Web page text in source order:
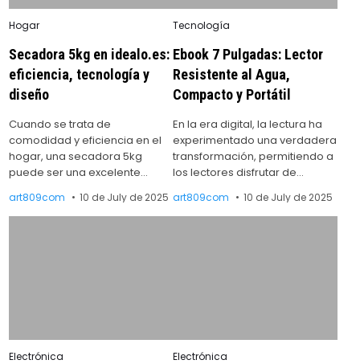
Posted
Hogar
Secadora 5kg en idealo.es:
eficiencia, tecnología y
diseño
Cuando se trata de
comodidad y eficiencia en el
hogar, una secadora 5kg
puede ser una excelente…
art809com 10 de July de 2025
Posted
Tecnología
Ebook 7 Pulgadas: Lector
Resistente al Agua,
Compacto y Portátil
En la era digital, la lectura ha
experimentado una verdadera
transformación, permitiendo a
los lectores disfrutar de…
art809com 10 de July de 2025
Posted
Electrónica Posted
Electrónica